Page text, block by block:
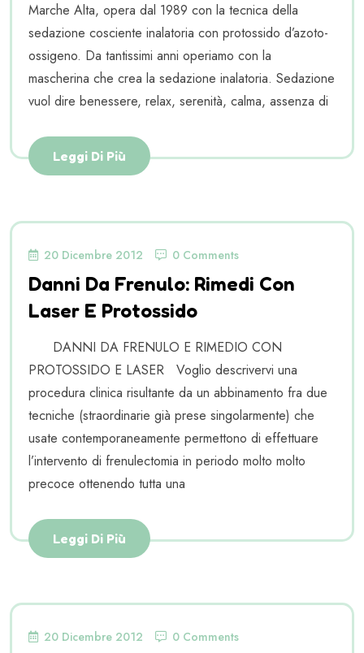
Marche Alta, opera dal 1989 con la tecnica della
sedazione cosciente inalatoria con protossido d’azoto-
ossigeno. Da tantissimi anni operiamo con la
mascherina che crea la sedazione inalatoria. Sedazione
vuol dire benessere, relax, serenità, calma, assenza di
Leggi Di Più
20 Dicembre 2012 0 Comments
Danni Da Frenulo: Rimedi Con
Laser E Protossido
DANNI DA FRENULO E RIMEDIO CON
PROTOSSIDO E LASER Voglio descrivervi una
procedura clinica risultante da un abbinamento fra due
tecniche (straordinarie già prese singolarmente) che
usate contemporaneamente permettono di effettuare
l’intervento di frenulectomia in periodo molto molto
precoce ottenendo tutta una
Leggi Di Più
20 Dicembre 2012 0 Comments